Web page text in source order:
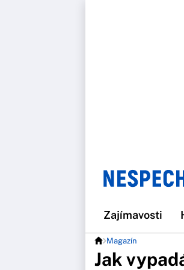
Zajímavosti
Magazín
Jak